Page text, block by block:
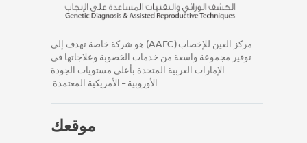
مركز العين للإخصاب (AAFC) هو شركة خاصة تهدف إلى
توفير مجموعة واسعة من خدمات الخصوبة وعلاجاتها في
الإمارات العربية المتحدة بأعلى مستويات الجودة
الأوروبية – الأمريكية المعتمدة.
موقعك